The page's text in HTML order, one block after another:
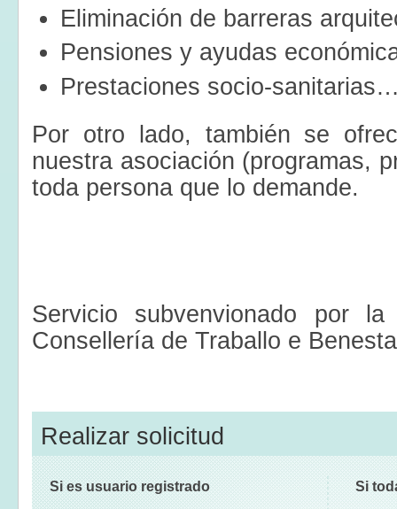
Eliminación de barreras
Pensiones y ayudas
Prestaciones socio-
Por otro lado, también se
nuestra asociación (programas,
toda persona que lo demande.
Servicio subvenvionado por
Consellería de Traballo e
Realizar solicitud
Si es usuario registrado Si